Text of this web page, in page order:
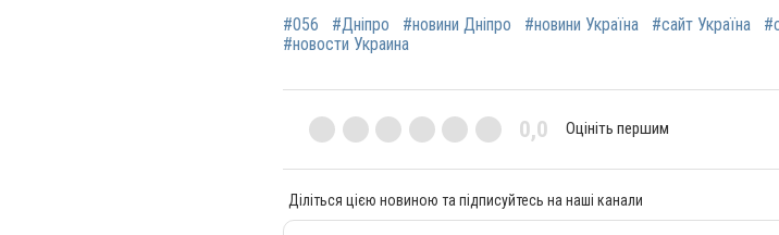
#056 #Дніпро #новини Дніпро #новини Україна #сайт Україна
#новости Украина
0,0 Оцініть першим
Діліться цією новиною та підписуйтесь на наші канали